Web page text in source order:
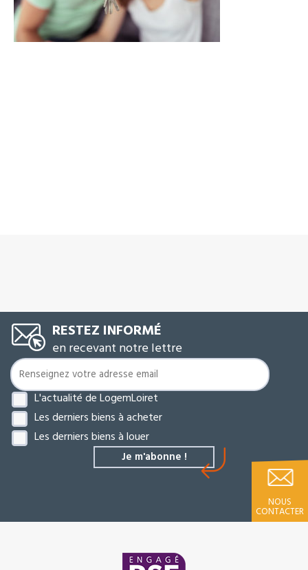
RESTEZ INFORMÉ
en recevant notre lettre
L'actualité de LogemLoiret
Les derniers biens à acheter
Les derniers biens à louer
NOUS
CONTACTER